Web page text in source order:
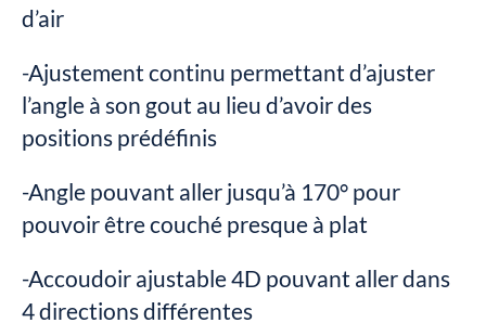
d’air
-Ajustement continu permettant d’ajuster
l’angle à son gout au lieu d’avoir des
positions prédéfinis
-Angle pouvant aller jusqu’à 170° pour
pouvoir être couché presque à plat
-Accoudoir ajustable 4D pouvant aller dans
4 directions différentes